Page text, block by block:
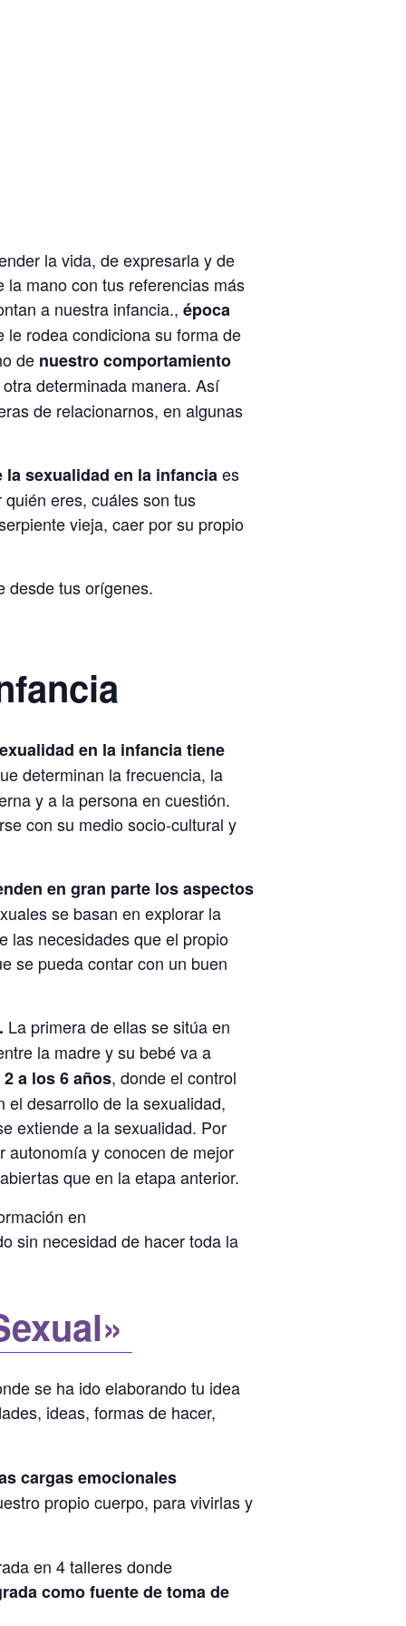
la vida, de expresarla y de
mano con tus referencias más
a nuestra infancia., época
le rodea condiciona su forma de
de nuestro comportamiento
determinada manera. Así
de relacionarnos, en algunas
sexualidad en la infanciaes
eres, cuáles son tus
vieja, caer por su propio
desde tus orígenes.
en la infancia tiene
determinan la frecuencia, la
y a la persona en cuestión.
con su medio socio-cultural y
en gran parte los aspectos
se basan en explorar la
las necesidades que el propio
se pueda contar con un buen
La primera de ellas se sitúa en
la madre y su bebé va a
a los 6 años, donde el control
desarrollo de la sexualidad,
extiende a la sexualidad. Por
autonomía y conocen de mejor
que en la etapa anterior.
en
sin necesidad de hacer toda la
se ha ido elaborando tu idea
ideas, formas de hacer,
cargas emocionales
propio cuerpo, para vivirlas y
en 4 talleres donde
como fuente de toma de